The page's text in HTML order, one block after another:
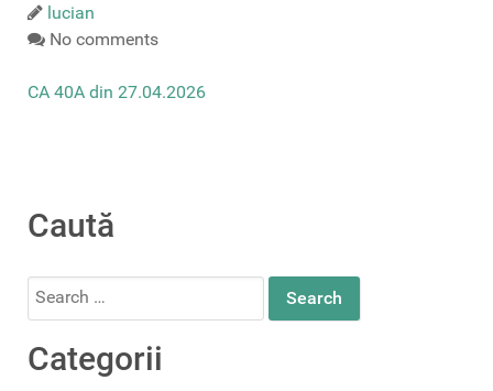
lucian
No comments
CA 40A din 27.04.2026
Caută
Search
Categorii